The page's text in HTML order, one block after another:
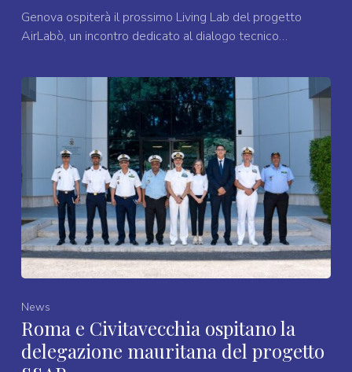
Genova ospiterà il prossimo Living Lab del progetto
AirLabò, un incontro dedicato al dialogo tecnico…
News
Roma e Civitavecchia ospitano la
delegazione mauritana del progetto